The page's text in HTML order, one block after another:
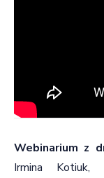
Webinarium z
Irmina Kotiuk,